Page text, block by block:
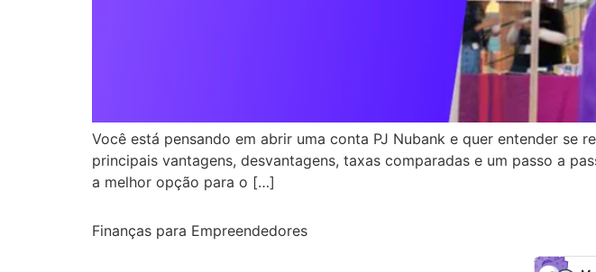
Você está pensando em abrir uma conta PJ Nubank e quer entender
principais vantagens, desvantagens, taxas comparadas e um passo a
a melhor opção para o […]
Finanças para Empreendedores